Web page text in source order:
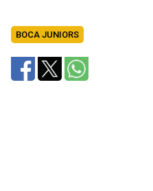
BOCA JUNIORS